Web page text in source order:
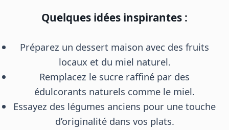
Quelques idées inspirantes :
Préparez un dessert maison avec des fruits
locaux et du miel naturel.
Remplacez le sucre raffiné par des
édulcorants naturels comme le miel.
Essayez des légumes anciens pour une touche
d’originalité dans vos plats.